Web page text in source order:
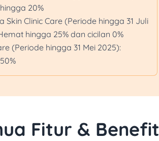
20%
Skin Clinic Care (Periode hingga 31 Juli
hingga 25% dan cicilan 0%
(Periode hingga 31 Mei 2025):
Fitur & Benefit